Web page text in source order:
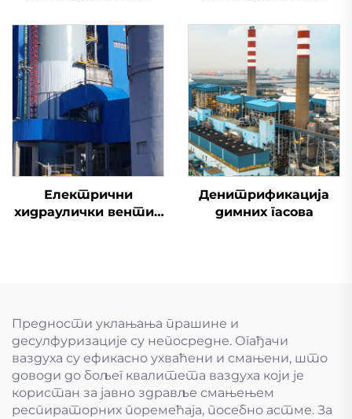
Електрични
хидраулички вентил
Денитрификација
димних гасова
Предности уклањања прашине и
десулфуризације су непосредне. Огађачи
ваздуха су ефикасно ухваћени и смањени, што
доводи до бољег квалитета ваздуха који је
користан за јавно здравље смањењем
респираторних поремећаја, посебно астме. За